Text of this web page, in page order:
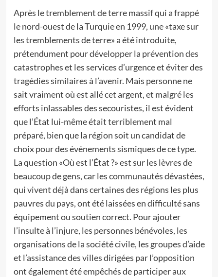
Après le tremblement de terre massif qui a frappé
le nord-ouest de la Turquie en 1999, une «taxe sur
les tremblements de terre» a été introduite,
prétendument pour développer la prévention des
catastrophes et les services d’urgence et éviter des
tragédies similaires à l’avenir. Mais personne ne
sait vraiment où est allé cet argent, et malgré les
efforts inlassables des secouristes, il est évident
que l’État lui-même était terriblement mal
préparé, bien que la région soit un candidat de
choix pour des événements sismiques de ce type.
La question «Où est l’État ?» est sur les lèvres de
beaucoup de gens, car les communautés dévastées,
qui vivent déjà dans certaines des régions les plus
pauvres du pays, ont été laissées en difficulté sans
équipement ou soutien correct. Pour ajouter
l’insulte à l’injure, les personnes bénévoles, les
organisations de la société civile, les groupes d’aide
et l’assistance des villes dirigées par l’opposition
ont également été empêchés de participer aux